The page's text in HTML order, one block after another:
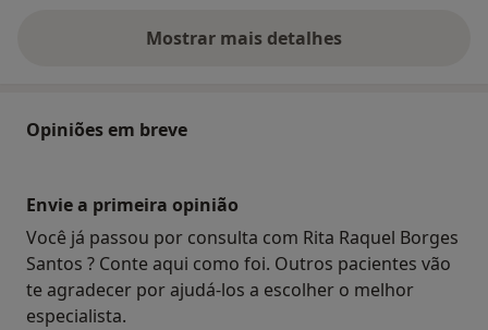
Mostrar mais detalhes
sobre o endereço
Opiniões em breve
Envie a primeira opinião
Você já passou por consulta com Rita Raquel Borges
Santos ? Conte aqui como foi. Outros pacientes vão
te agradecer por ajudá-los a escolher o melhor
especialista.